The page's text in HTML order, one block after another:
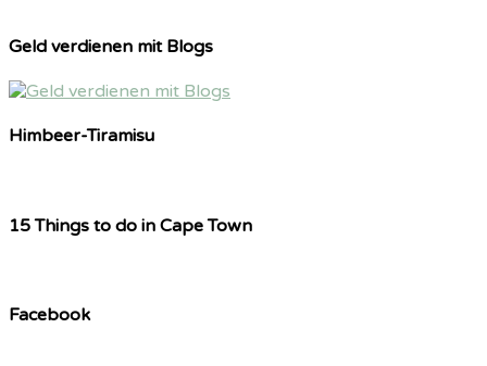
Geld verdienen mit Blogs
Himbeer-Tiramisu
15 Things to do in Cape Town
Facebook